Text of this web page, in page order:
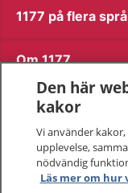
1177 på flera
Om 1177
Kontakt
Behandling av
Den här
kakor
Vi använder
upplevelse,
nödvändig
Läs mer om hur